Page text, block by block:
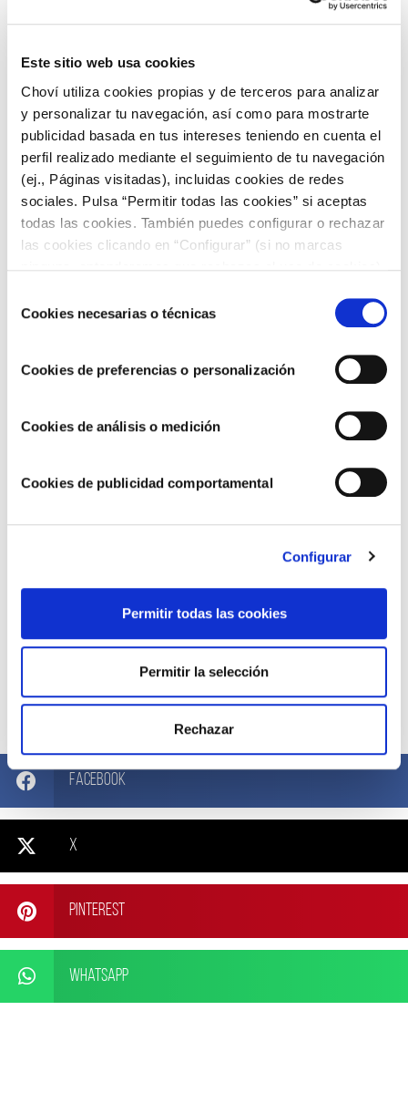
Este sitio web usa cookies
Choví utiliza cookies propias y de terceros para analizar
y personalizar tu navegación, así como para mostrarte
publicidad basada en tus intereses teniendo en cuenta el
perfil realizado mediante el seguimiento de tu navegación
(ej., Páginas visitadas), incluidas cookies de redes
sociales. Pulsa “Permitir todas las cookies” si aceptas
todas las cookies. También puedes configurar o rechazar
las cookies clicando en “Configurar” (si no marcas
COOKIES.
deCookies necesarias o técnicas
Cookies de preferencias o personalización
Cookies de análisis o medición
Cookies de publicidad comportamental
Configurar
Permitir todas las cookies
Permitir la selección
Rechazar
Pescado al horno con hierbas y limón: Filetes de
sazonados con hierbas mediterráneas como romero,
tomillo y orégano, y horneados con rodajas de limón.
Esto complementado con nuestro
alioli extra suave
queda de rechupete.
(pasta de sésamo), ajo, jugo de limón y
aceite de oliva, servida como un dip con pan de pita o
vegetales.
Moussaka: Un plato griego similar a lasaña, hecho
con capas de berenjena, carne picada (generalmente
Estas recetas adicionales te permitirán disfrutar de más
variedad y sabores característicos de la dieta mediterránea.
Compártelo ahora
Facebook
X
Pinterest
WhatsApp